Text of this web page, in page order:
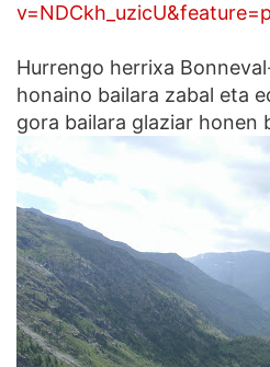
Hurrengo herrixa
honaino bailara zabal eta
gora bailara glaziar honen